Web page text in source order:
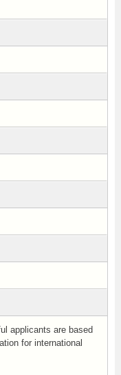
applicants are based
for international